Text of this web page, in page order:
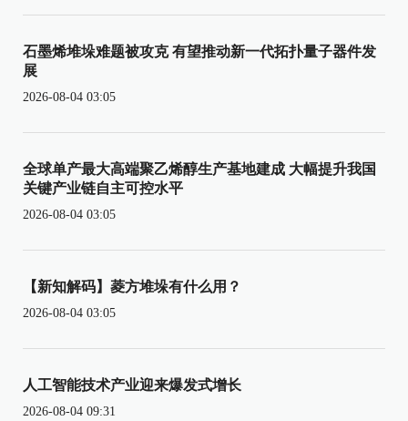
石墨烯堆垛难题被攻克 有望推动新一代拓扑量子器件发
展
2026-08-04 03:05
全球单产最大高端聚乙烯醇生产基地建成 大幅提升我国
关键产业链自主可控水平
2026-08-04 03:05
【新知解码】菱方堆垛有什么用？
2026-08-04 03:05
人工智能技术产业迎来爆发式增长
2026-08-04 09:31